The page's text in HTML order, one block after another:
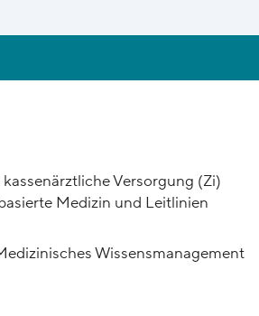
Versorgung (Zi)
Medizin und Leitlinien
Wissensmanagement